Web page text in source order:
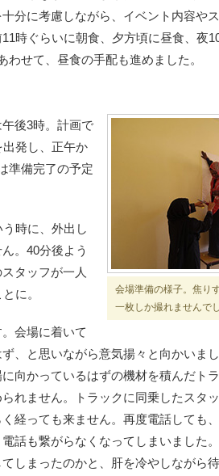
分に考慮しながら、イベント内容や
時ぐらいに朝食、夕方頃に昼食、夜
せて、昼食の手配も進めました。
会場準備の様子。焦り
一枚しか撮れませんで
後3時。計画で
発し、正午か
準備完了の予定
時に、外出し
。40分後よう
タッフが一人
に。
会場に着いて
、と思いながら意気揚々と向かいま
向かっているはずの機材を積んだト
れません。トラックに同乗したスタッ
経っても来ません。再度電話しても
話も繋がらなくなってしまいました
しまったのかと、肝を冷やしながら